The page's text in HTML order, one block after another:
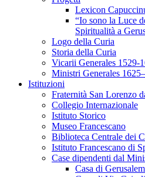
Lexicon
“Io sono la Luce
Spiritualità a
Logo della Curia
Storia della Curia
Vicarii Generales 1529-
Ministri Generales 1625–
Istituzioni
Fraternità San Lorenzo
Collegio Internazionale
Istituto Storico
Museo Francescano
Biblioteca Centrale dei
Istituto Francescano di
Case dipendenti dal
Casa di